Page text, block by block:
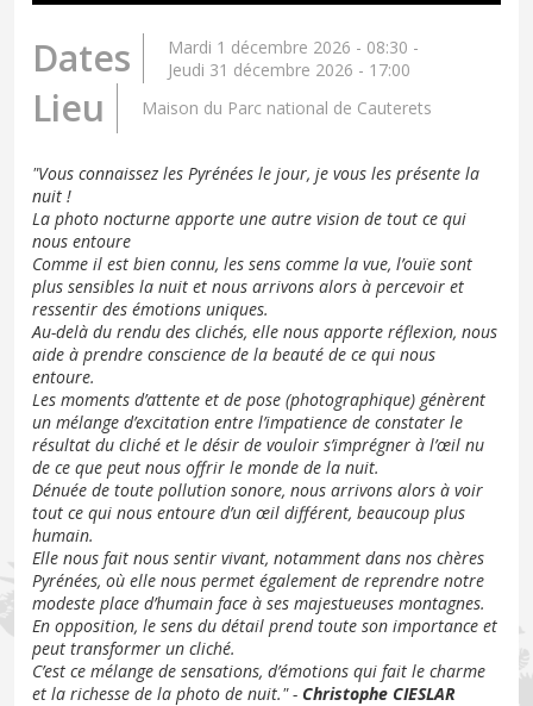
Dates Mardi 1 décembre 2026 - 08:30 -
Jeudi 31 décembre 2026 - 17:00
Lieu Maison du Parc national de Cauterets
"Vous connaissez les Pyrénées le jour, je vous les présente la
nuit !
La photo nocturne apporte une autre vision de tout ce qui
nous entoure
Comme il est bien connu, les sens comme la vue, l’ouïe sont
plus sensibles la nuit et nous arrivons alors à percevoir et
ressentir des émotions uniques.
Au-delà du rendu des clichés, elle nous apporte réflexion, nous
aide à prendre conscience de la beauté de ce qui nous
entoure.
Les moments d’attente et de pose (photographique) génèrent
un mélange d’excitation entre l’impatience de constater le
résultat du cliché et le désir de vouloir s’imprégner à l’œil nu
de ce que peut nous offrir le monde de la nuit.
Dénuée de toute pollution sonore, nous arrivons alors à voir
tout ce qui nous entoure d’un œil différent, beaucoup plus
humain.
Elle nous fait nous sentir vivant, notamment dans nos chères
Pyrénées, où elle nous permet également de reprendre notre
modeste place d’humain face à ses majestueuses montagnes.
En opposition, le sens du détail prend toute son importance et
peut transformer un cliché.
C’est ce mélange de sensations, d’émotions qui fait le charme
et la richesse de la photo de nuit." - Christophe CIESLAR